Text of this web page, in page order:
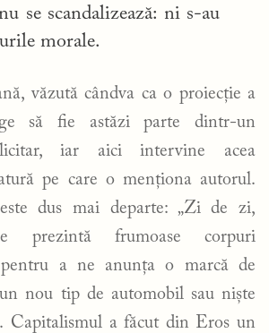
se scandalizează: ni s-au
morale.
văzută cândva ca o proiecție a
să fie astăzi parte dintr-un
iar aici intervine acea
pe care o menționa autorul.
dus mai departe: „Zi de zi,
prezintă frumoase corpuri
pentru a ne anunța o marcă de
nou tip de automobil sau niște
Capitalismul a făcut din Eros un